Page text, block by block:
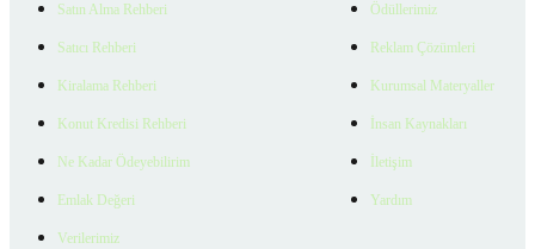
Satın Alma Rehberi
Satıcı Rehberi
Kiralama Rehberi
Konut Kredisi Rehberi
Ne Kadar Ödeyebilirim
Emlak Değeri
Verilerimiz
Ödüllerimiz
Reklam Çözümleri
Kurumsal Materyaller
İnsan Kaynakları
İletişim
Yardım